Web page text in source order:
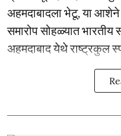
अहमदाबादला भेटू, या आशेने
समारोप सोहळ्यात
अहमदाबाद येथे राष्ट्रकुल